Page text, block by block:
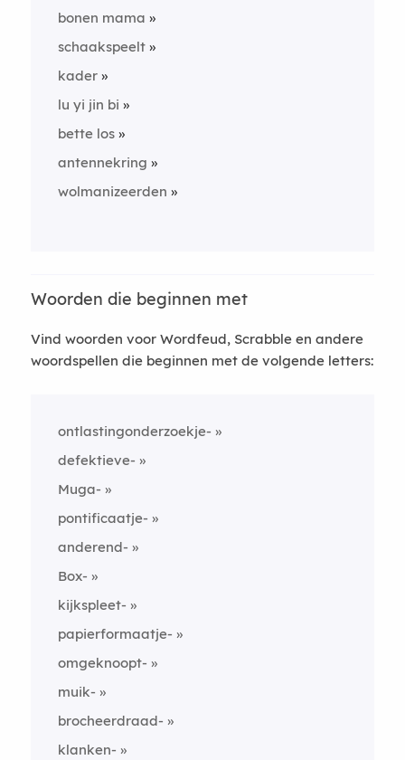
bonen mama
schaakspeelt
kader
lu yi jin bi
bette los
antennekring
wolmanizeerden
Woorden die beginnen met
Vind woorden voor Wordfeud, Scrabble en andere
woordspellen die beginnen met de volgende letters:
ontlastingonderzoekje-
defektieve-
Muga-
pontificaatje-
anderend-
Box-
kijkspleet-
papierformaatje-
omgeknoopt-
muik-
brocheerdraad-
klanken-